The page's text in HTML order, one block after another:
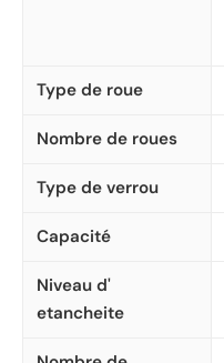
Type de roue
Nombre de roues
Type de verrou
Capacité
Niveau d'
etancheite